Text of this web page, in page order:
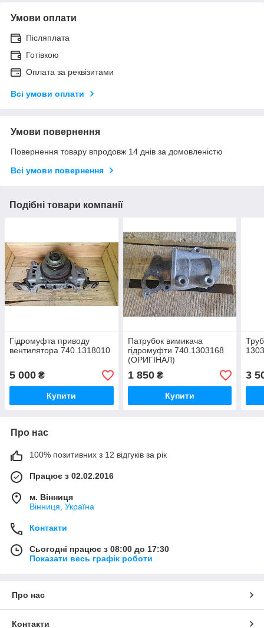
Умови оплати
Післяплата
Готівкою
Оплата за реквізитами
Всі умови оплати
Умови повернення
Повернення товару впродовж 14 днів за домовленістю
Всі умови повернення
Подібні товари компанії
Гідромуфта приводу
вентилятора 740.1318010
5 000 ₴
Купити
Патрубок вимикача
гідромуфти 740.1303168
(ОРИГІНАЛ)
1 850₴
Купити
3
Про нас
100% позитивних з 12 відгуків за рік
Працює з 02.02.2016
м. Вінниця
Вінниця, Україна
Контакти
Сьогодні працює з 08:00 до 17:30
Показати весь графік роботи
Про нас
Контакти